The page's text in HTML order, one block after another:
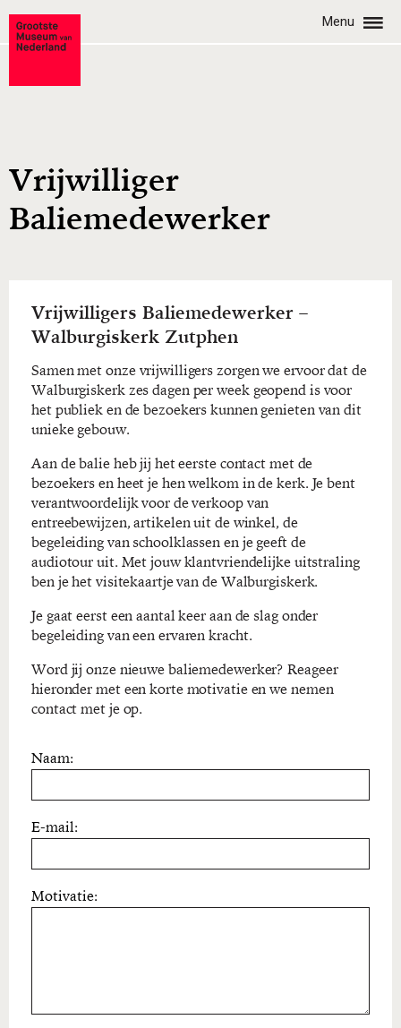
Menu
Vrijwilliger
Baliemedewerker
Vrijwilligers Baliemedewerker –
Walburgiskerk Zutphen
Samen met onze vrijwilligers zorgen we ervoor dat de
Walburgiskerk zes dagen per week geopend is voor
het publiek en de bezoekers kunnen genieten van dit
unieke gebouw.
Aan de balie heb jij het eerste contact met de
bezoekers en heet je hen welkom in de kerk. Je bent
verantwoordelijk voor de verkoop van
entreebewijzen, artikelen uit de winkel, de
begeleiding van schoolklassen en je geeft de
audiotour uit. Met jouw klantvriendelijke uitstraling
ben je het visitekaartje van de Walburgiskerk.
Je gaat eerst een aantal keer aan de slag onder
begeleiding van een ervaren kracht.
Word jij onze nieuwe baliemedewerker? Reageer
hieronder met een korte motivatie en we nemen
contact met je op.
Naam:
E-mail:
Motivatie: